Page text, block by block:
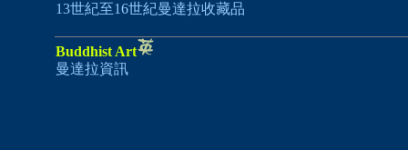
13世紀至16世紀曼達拉收藏品
Buddhist Art
曼達拉資訊